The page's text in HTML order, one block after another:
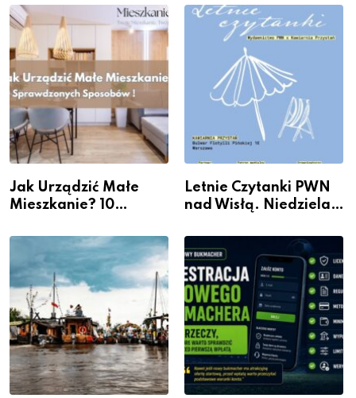
Galerii XX1
Jak Urządzić Małe
Mieszkanie? 10
Przestrzeni Bez
Kosztownego Remontu
Letnie Czytanki PWN
nad Wisłą. Niedziela z
dla siebie